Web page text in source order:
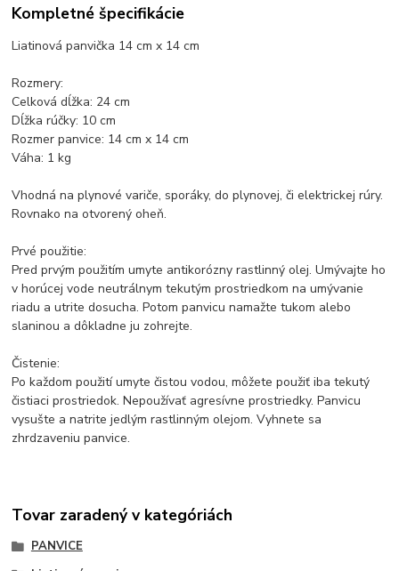
Kompletné špecifikácie
Liatinová panvička 14 cm x 14 cm
Rozmery:
Celková dĺžka: 24 cm
Dĺžka rúčky: 10 cm
Rozmer panvice: 14 cm x 14 cm
Váha: 1 kg
Vhodná na plynové variče, sporáky, do plynovej, či elektrickej rúry.
Rovnako na otvorený oheň.
Prvé použitie:
Pred prvým použitím umyte antikorózny rastlinný olej. Umývajte ho
v horúcej vode neutrálnym tekutým prostriedkom na umývanie
riadu a utrite dosucha. Potom panvicu namažte tukom alebo
slaninou a dôkladne ju zohrejte.
Čistenie:
Po každom použití umyte čistou vodou, môžete použiť iba tekutý
čistiaci prostriedok. Nepoužívať agresívne prostriedky. Panvicu
vysušte a natrite jedlým rastlinným olejom. Vyhnete sa
zhrdzaveniu panvice.
Tovar zaradený v kategóriách
PANVICE